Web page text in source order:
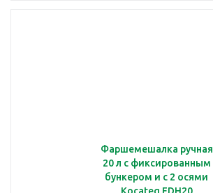
Фаршемешалка ручная
20 л с фиксированным
бункером и с 2 осями